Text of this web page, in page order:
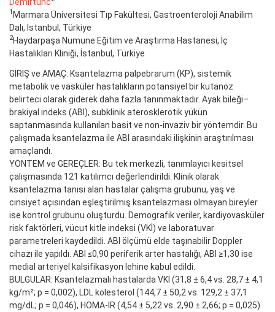
1 Marmara Üniversitesi Tıp Fakültesi, Gastroenteroloji Anabilim
Dalı, İstanbul, Türkiye
2Haydarpaşa Numune Eğitim ve Araştırma Hastanesi, İç
Hastalıkları Kliniği, İstanbul, Türkiye
GİRİŞ ve AMAÇ: Ksantelazma palpebrarum (KP), sistemik
metabolik ve vasküler hastalıkların potansiyel bir kutanöz
belirteci olarak giderek daha fazla tanınmaktadır. Ayak bileği–
brakiyal indeks (ABI), subklinik aterosklerotik yükün
saptanmasında kullanılan basit ve non-invaziv bir yöntemdir. Bu
çalışmada ksantelazma ile ABI arasındaki ilişkinin araştırılması
amaçlandı.
YÖNTEM ve GEREÇLER: Bu tek merkezli, tanımlayıcı kesitsel
çalışmasında 121 katılımcı değerlendirildi. Klinik olarak
ksantelazma tanısı alan hastalar çalışma grubunu, yaş ve
cinsiyet açısından eşleştirilmiş ksantelazması olmayan bireyler
ise kontrol grubunu oluşturdu. Demografik veriler, kardiyovasküler
risk faktörleri, vücut kitle indeksi (VKİ) ve laboratuvar
parametreleri kaydedildi. ABI ölçümü elde taşınabilir Doppler
cihazı ile yapıldı. ABI ≤0,90 periferik arter hastalığı, ABI ≥1,30 ise
medial arteriyel kalsifikasyon lehine kabul edildi.
BULGULAR: Ksantelazmalı hastalarda VKİ (31,8 ± 6,4 vs. 28,7 ± 4,1
kg/m²; p = 0,002), LDL kolesterol (144,7 ± 50,2 vs. 129,2 ± 37,1
mg/dL; p = 0,046), HOMA-IR (4,54 ± 5,22 vs. 2,90 ± 2,66; p = 0,025)